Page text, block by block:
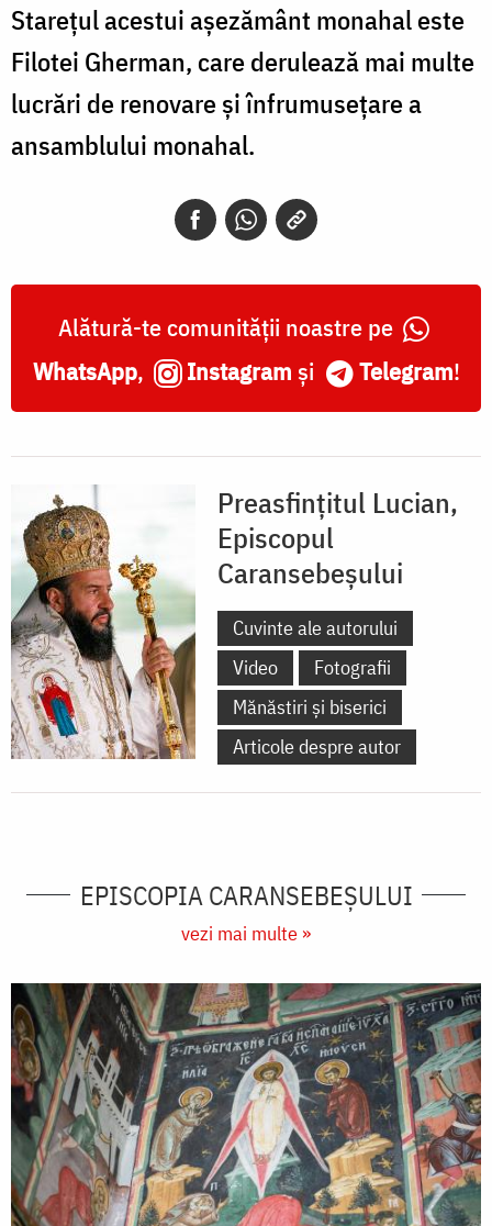
Starețul acestui așezământ monahal este
Filotei Gherman, care derulează mai multe
lucrări de renovare şi înfrumuseţare a
ansamblului monahal.
Alătură-te comunității noastre pe
WhatsApp, Instagram și Telegram!
Preasfințitul Lucian,
Episcopul
Caransebeșului
Cuvinte ale autorului
Video
Fotografii
Mănăstiri și biserici
Articole despre autor
EPISCOPIA CARANSEBEŞULUI
vezi mai multe »